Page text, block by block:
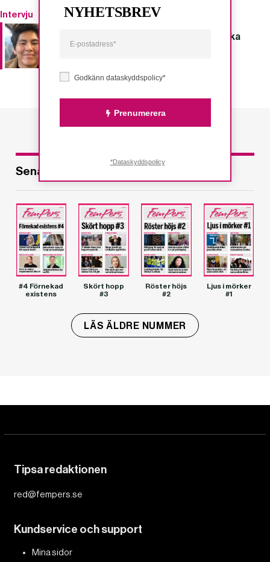
Intervju
Skärpt kontroll av adoption till belgiska
Flandern
Senaste utgåvorna
#4 Förnekad
existens
Skört hopp
#3
Röster höjs
#2
Ljus i mörker
#1
LÄS ÄLDRE NUMMER
Tipsa redaktionen
red@fempers.se
Kundservice och support
Mina sidor
Godkänn dataskyddspolicy*
Prenumerera
NYHETSBREV
*Dataskyddspolicy